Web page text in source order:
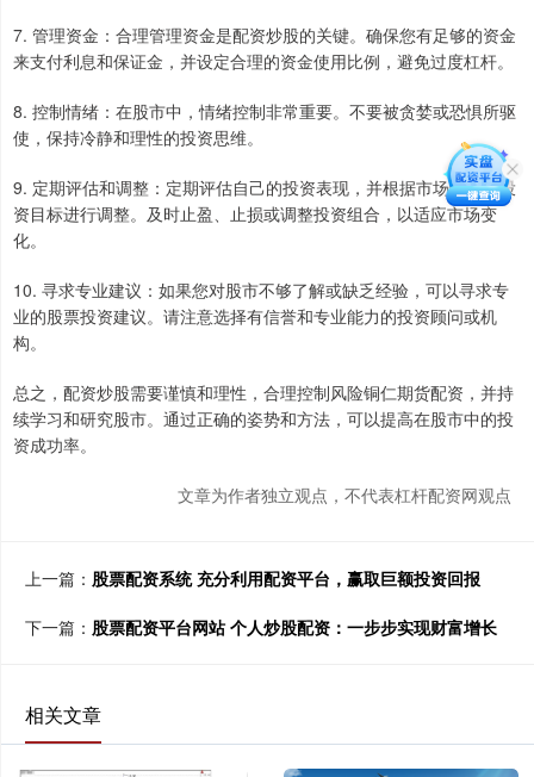
7. 管理资金：合理管理资金是配资炒股的关键。确保您有足够的资金
来支付利息和保证金，并设定合理的资金使用比例，避免过度杠杆。
8. 控制情绪：在股市中，情绪控制非常重要。不要被贪婪或恐惧所驱
使，保持冷静和理性的投资思维。
9. 定期评估和调整：定期评估自己的投资表现，并根据市场情况和投
资目标进行调整。及时止盈、止损或调整投资组合，以适应市场变
化。
10. 寻求专业建议：如果您对股市不够了解或缺乏经验，可以寻求专
业的股票投资建议。请注意选择有信誉和专业能力的投资顾问或机
构。
总之，配资炒股需要谨慎和理性，合理控制风险铜仁期货配资，并持
续学习和研究股市。通过正确的姿势和方法，可以提高在股市中的投
资成功率。
文章为作者独立观点，不代表杠杆配资网观点
上一篇： 股票配资系统 充分利用配资平台，赢取巨额投资回报
下一篇： 股票配资平台网站 个人炒股配资：一步步实现财富增长
相关文章